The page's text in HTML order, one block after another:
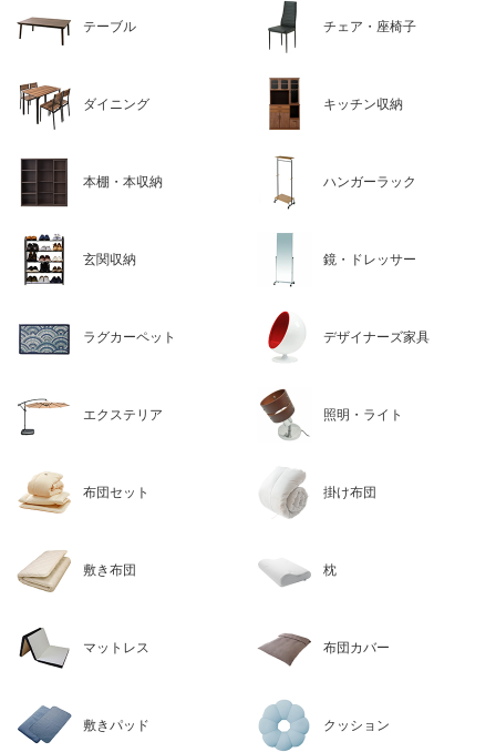
テーブル チェア・座椅子
ダイニング キッチン収納
本棚・本収納 ハンガーラック
玄関収納 鏡・ドレッサー
ラグカーペット デザイナーズ家具
エクステリア 照明・ライト
布団セット 掛け布団
敷き布団 枕
マットレス 布団カバー
敷きパッド クッション